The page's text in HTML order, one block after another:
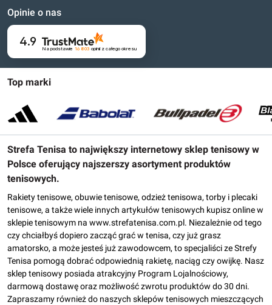
Top marki
Strefa Tenisa to największy internetowy sklep tenisowy w
Polsce oferujący najszerszy asortyment produktów
tenisowych.
Rakiety tenisowe, obuwie tenisowe, odzież tenisowa, torby i plecaki
tenisowe, a także wiele innych artykułów tenisowych kupisz online w
sklepie tenisowym na www.strefatenisa.com.pl. Niezależnie od tego
czy chciałbyś dopiero zacząć grać w tenisa, czy już grasz
amatorsko, a może jesteś już zawodowcem, to specjaliści ze Strefy
Tenisa pomogą dobrać odpowiednią rakietę, naciąg czy owijkę. Nasz
sklep tenisowy posiada atrakcyjny Program Lojalnościowy,
darmową dostawę oraz możliwość zwrotu produktów do 30 dni.
Zapraszamy również do naszych sklepów tenisowych mieszczących
Opinie o nas
4.9
Na podstawie 16 803 opinii z całego okresu